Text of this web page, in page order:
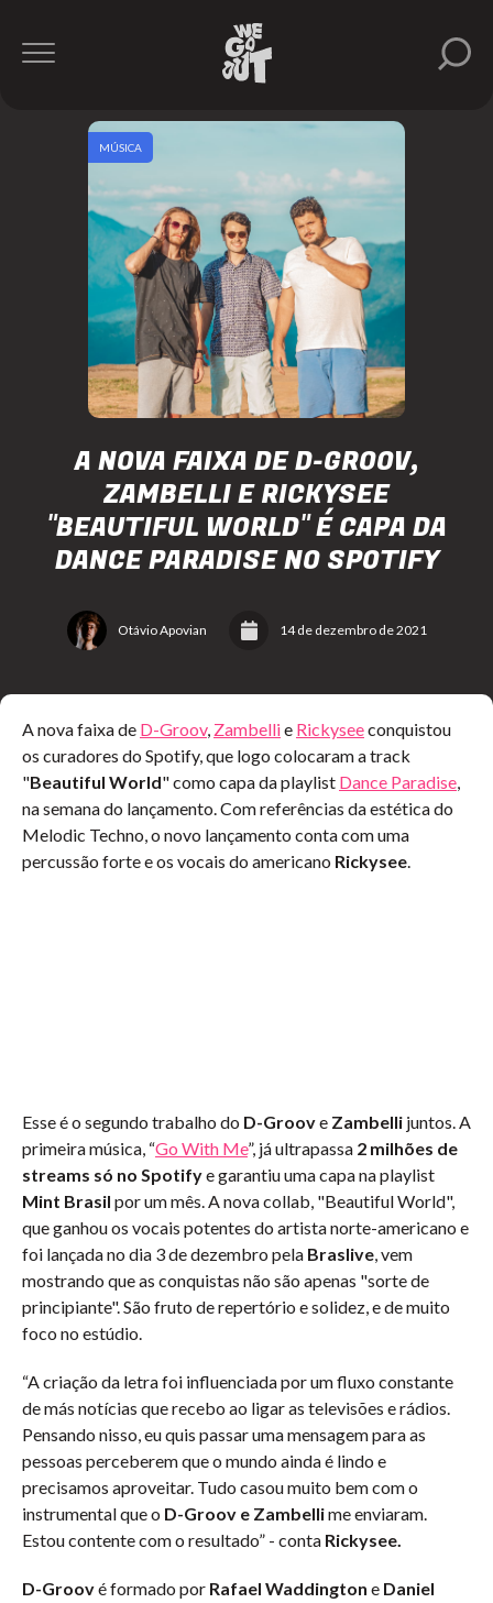
A NOVA FAIXA DE D-GROOV,
ZAMBELLI E RICKYSEE
"BEAUTIFUL WORLD" É CAPA DA
DANCE PARADISE NO SPOTIFY
Otávio Apovian 14 de dezembro de 2021
MÚSICA
A nova faixa de D-Groov, Zambellie Rickyseeconquistou
os curadores do Spotify, que logo colocaram a track
"Beautiful World" como capa da playlist Dance Paradise,
na semana do lançamento. Com referências da estética do
Melodic Techno, o novo lançamento conta com uma
percussão forte e os vocais do americano Rickysee.
Esse é o segundo trabalho do D-Groove Zambelli juntos. A
primeira música, “Go With Me”, já ultrapassa 2 milhões de
streams só no Spotifye garantiu uma capa na playlist
Mint Brasil por um mês. A nova collab, "Beautiful World",
que ganhou os vocais potentes do artista norte-americano e
foi lançada no dia 3 de dezembro pela Braslive, vem
mostrando que as conquistas não são apenas "sorte de
principiante". São fruto de repertório e solidez, e de muito
foco no estúdio.
“A criação da letra foi influenciada por um fluxo constante
de más notícias que recebo ao ligar as televisões e rádios.
Pensando nisso, eu quis passar uma mensagem para as
pessoas perceberem que o mundo ainda é lindo e
precisamos aproveitar. Tudo casou muito bem com o
instrumental que o D-Groov e Zambellime enviaram.
Estou contente com o resultado” - conta Rickysee.
D-Groové formado por Rafael Waddington e Daniel